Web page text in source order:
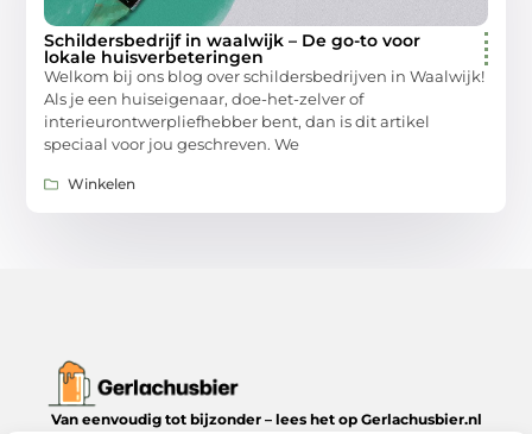
Schildersbedrijf in waalwijk – De go-to voor
lokale huisverbeteringen
Welkom bij ons blog over schildersbedrijven in Waalwijk!
Als je een huiseigenaar, doe-het-zelver of
interieurontwerpliefhebber bent, dan is dit artikel
speciaal voor jou geschreven. We
Winkelen
Van eenvoudig tot bijzonder – lees het op Gerlachusbier.nl